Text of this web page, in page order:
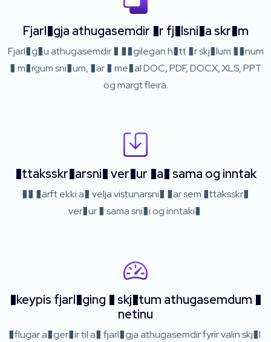
Fjarl�gja athugasemdir �r fj�lsni�a skr�m
Fjarl�g�u athugasemdir � ��gilegan h�tt �r skj�lum ��num
� m�rgum sni�um, �ar � me�al DOC, PDF, DOCX, XLS, PPT
og margt fleira.
�ttaksskr�arsni� ver�ur �a� sama og inntak
�� �arft ekki a� velja vistunarsni� �ar sem �ttaksskr�
ver�ur � sama sni�i og inntaki�.
�keypis fjarl�ging � skj�tum athugasemdum �
netinu
�flugar a�ger�ir til a� fjarl�gja athugasemdir fyrir valin skj�l.